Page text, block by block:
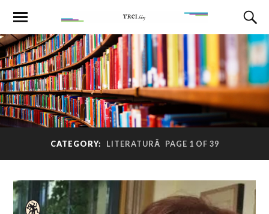
CATEGORY: LITERATURĂ PAGE 1 OF 39